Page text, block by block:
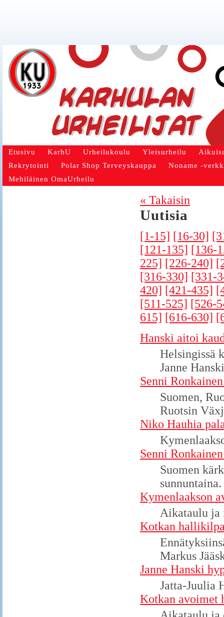
Etusivu KarhU Urheilukoulu Yleisurheilu
Rekrytointi
Polar Shop Terveyskauppa
Noname -
Mehiläinen OmaUrheilu
« Takaisin
Uutisia
[1-15] [16-30]
[121-135] [136-
225] [226-240]
[316-330] [331-
420] [421-435]
[511-525] [526-
615] [616-630]
Hanski aitoi
Helsingissä
Janne
Senni
Suomen,
Ruotsin
Niko Hauhia
Senni
Suomen
Kymenlaakson
Aikataulu ja
Kotkan
Markus
Janne Hanski
Jatta-Juulia
Kotkan avoimet